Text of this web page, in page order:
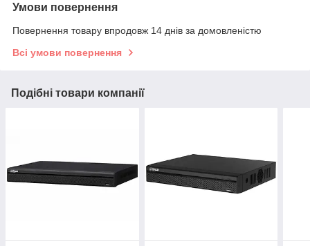
Умови повернення
Повернення товару впродовж 14 днів за домовленістю
Всі умови повернення
Подібні товари компанії